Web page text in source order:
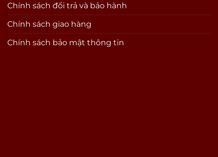
Chính sách đổi trả và bảo hành
Chính sách giao hàng
Chính sách bảo mật thông tin